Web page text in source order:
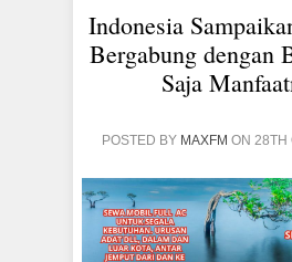
Indonesia
Bergabung dengan
Saja
POSTED BY MAXFM ON 28TH